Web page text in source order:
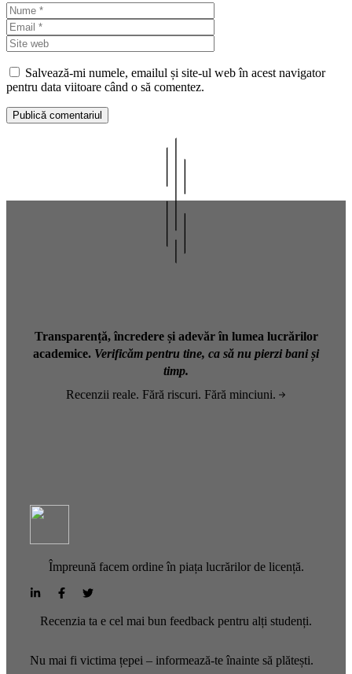
Nume
web
Salvează-mi numele, emailul și site-ul web în acest navigator
pentru data viitoare când o să comentez.
Transparență, încredere și adevăr în lumea lucrărilor
academice. Verificăm pentru tine, ca să nu pierzi bani și
timp.
Recenzii reale. Fără riscuri. Fără minciuni.
Împreună facem ordine în piața lucrărilor de licență.
Recenzia ta e cel mai bun feedback pentru alți studenți.
Nu mai fi victima țepei – informează-te înainte să plătești.